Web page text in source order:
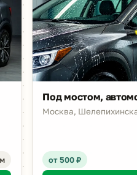
Под мостом,
Москва,
от 500 ₽